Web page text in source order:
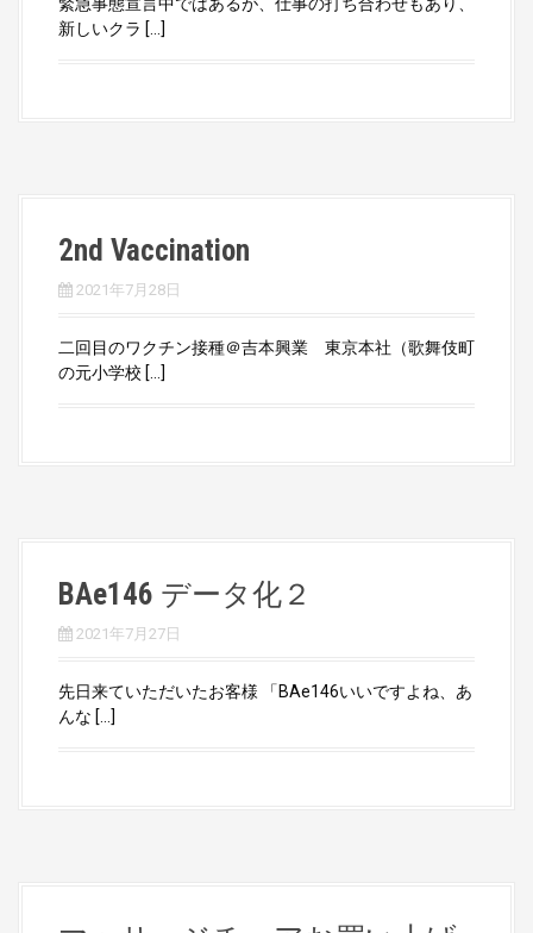
新しいクラ […]
2nd Vaccination
2021年7月28日
二回目のワクチン接種＠吉本興業 東京本社（歌舞伎町
の元小学校 […]
BAe146 データ化２
2021年7月27日
先日来ていただいたお客様 「BAe146いいですよね、あ
んな […]